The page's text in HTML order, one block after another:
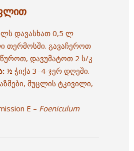
დავასხათ 0,5 ლ
თერმოსში. გავაჩეროთ
დავუმატოთ 2 ს/კ
½ ჭიქა 3–4-ჯერ დღეში.
მუცლის ტკივილი,
E – Foeniculum